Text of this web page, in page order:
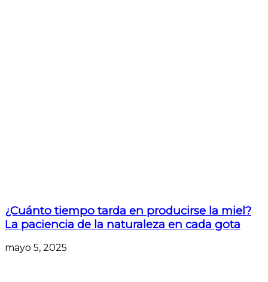
¿Cuánto tiempo tarda en producirse la miel?
La paciencia de la naturaleza en cada gota
mayo 5, 2025